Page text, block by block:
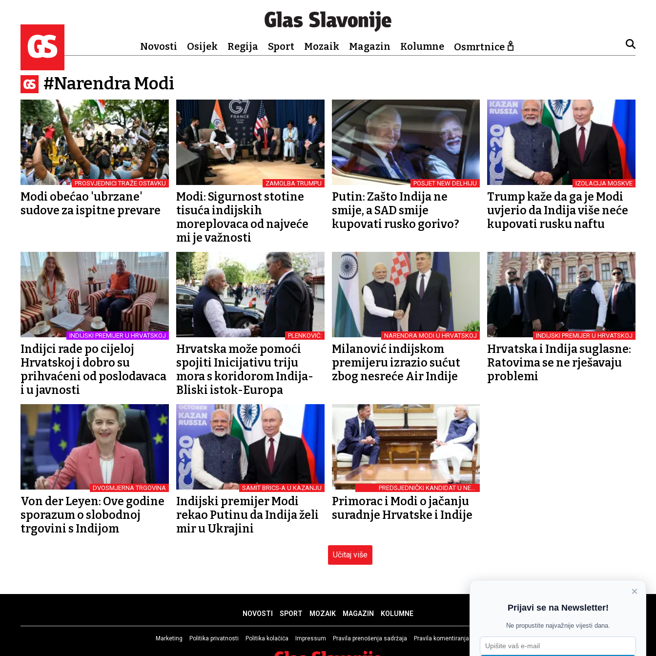
Novosti Osijek Regija Sport Mozaik Magazin Kolumne Osmrtnice
#Narendra Modi
PROSVJEDNICI TRAŽE OSTAVKU
Modi obećao 'ubrzane'
sudove za ispitne prevare
ZAMOLBA TRUMPU
Modi: Sigurnost stotine
tisuća indijskih
moreplovaca od najveće
mi je važnosti
POSJET NEW DELHIJU
Putin: Zašto Indija ne
smije, a SAD smije
kupovati rusko gorivo?
IZOLACIJA MOSKVE
Trump kaže da ga je Modi
uvjerio da Indija više neće
kupovati rusku naftu
INDIJSKI PREMIJER U HRVATSKOJ
Indijci rade po cijeloj
Hrvatskoj i dobro su
prihvaćeni od poslodavaca
i u javnosti
PLENKOVIĆ:
Hrvatska može pomoći
spojiti Inicijativu triju
mora s koridorom Indija-
Bliski istok-Europa
NARENDRA MODI U HRVATSKOJ
Milanović indijskom
premijeru izrazio sućut
zbog nesreće Air Indije
INDIJSKI PREMIJER U HRVATSKOJ
Hrvatska i Indija suglasne:
Ratovima se ne rješavaju
problemi
DVOSMJERNA TRGOVINA
Von der Leyen: Ove godine
sporazum o slobodnoj
trgovini s Indijom
SAMIT BRICS-A U KAZANJU
Indijski premijer Modi
rekao Putinu da Indija želi
mir u Ukrajini
PREDSJEDNIČKI KANDIDAT U NEW
DELHIJU
Primorac i Modi o jačanju
suradnje Hrvatske i Indije
Učitaj više
NOVOSTI SPORT MOZAIK MAGAZIN KOLUMNE
Marketing Politika privatnosti Politika kolačića Impressum Pravila prenošenja sadržaja Pravila komentiranja Agroglas
×
Prijavi se na Newsletter!
Ne propustite najvažnije vijesti dana.